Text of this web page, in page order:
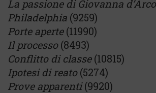
La passione di Giovanna d’Arco
Philadelphia (9259)
Porte aperte(11990)
Il processo(8493)
Conflitto di classe(10815)
Ipotesi di reato(5274)
Prove apparenti(9920)